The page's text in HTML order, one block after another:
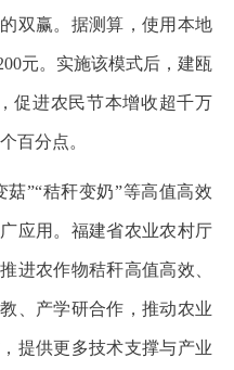
双赢。据测算，使用本地
元。实施该模式后，建瓯
促进农民节本增收超千万
百分点。
菇”“秸秆变奶”等高值高效
应用。福建省农业农村厅
进农作物秸秆高值高效、
、产学研合作，推动农业
提供更多技术支撑与产业